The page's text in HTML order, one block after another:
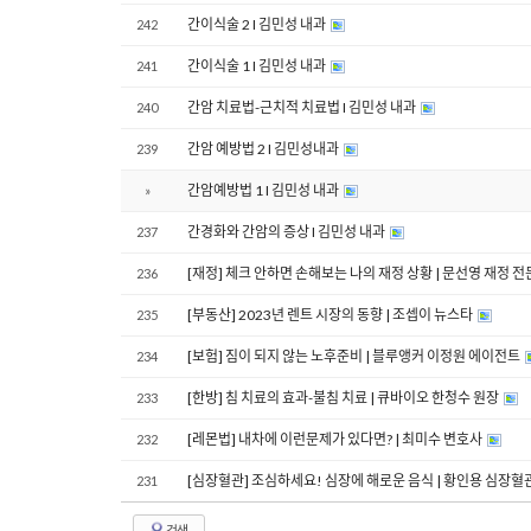
242 간이식술 2 I 김민성 내과
241 간이식술 1 I 김민성 내과
240 간암 치료법-근치적 치료법 I 김민성 내과
239 간암 예방법 2 I 김민성내과
» 간암예방법 1 I 김민성 내과
237 간경화와 간암의 증상 I 김민성 내과
236 [재정] 체크 안하면 손해보는 나의 재정 상황 | 문선영 재정 전
235 [부동산] 2023년 렌트 시장의 동향 | 조셉이 뉴스타
234 [보험] 짐이 되지 않는 노후준비 | 블루앵커 이정원 에이전트
233 [한방] 침 치료의 효과-불침 치료 | 큐바이오 한청수 원장
232 [레몬법] 내차에 이런문제가 있다면? | 최미수 변호사
231 [심장혈관] 조심하세요! 심장에 해로운 음식 | 황인용 심장혈